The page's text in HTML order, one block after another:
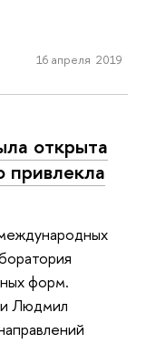
16 апреля 2019
открыта
привлекла
форм.
Людмил